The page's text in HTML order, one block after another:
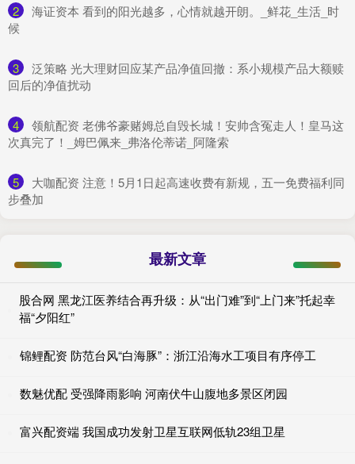
2
​海证资本 看到的阳光越多，心情就越开朗。_鲜花_生活_时
候
3
​泛策略 光大理财回应某产品净值回撤：系小规模产品大额赎
回后的净值扰动
4
​领航配资 老佛爷豪赌姆总自毁长城！安帅含冤走人！皇马这
次真完了！_姆巴佩来_弗洛伦蒂诺_阿隆索
5
​大咖配资 注意！5月1日起高速收费有新规，五一免费福利同
步叠加
最新文章
股合网 黑龙江医养结合再升级：从“出门难”到“上门来”托起幸
福“夕阳红”
锦鲤配资 防范台风“白海豚”：浙江沿海水工项目有序停工
数魅优配 受强降雨影响 河南伏牛山腹地多景区闭园
富兴配资端 我国成功发射卫星互联网低轨23组卫星